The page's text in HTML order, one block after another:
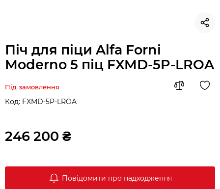
Піч для піци Alfa Forni
Moderno 5 піц FXMD-5P-LROA
Під замовлення
Код: FXMD-5P-LROA
246 200 ₴
Повідомити про надходження